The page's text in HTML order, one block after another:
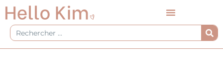
Aller
au
contenu
Rechercher